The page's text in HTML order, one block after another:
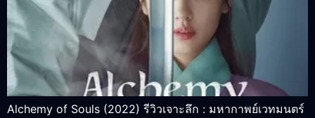
Alchemy of Souls (2022) รีวิวเจาะลึก : มหากาพย์เวทมนตร์